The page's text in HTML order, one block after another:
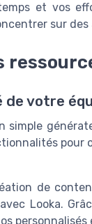
et vos
sur
de votre
simple
pour
de
Looka.